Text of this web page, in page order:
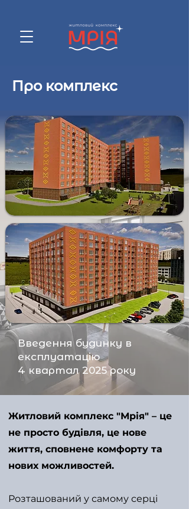
Про комплекс
Введення будинку в
експлуатацію
4 квартал 2025 року
Житловий комплекс "Мрія" – це
не просто будівля, це нове
життя, сповнене комфорту та
нових можливостей.
Розташований у самому серці